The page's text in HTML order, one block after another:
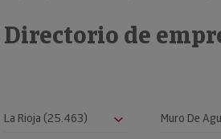
Directorio de